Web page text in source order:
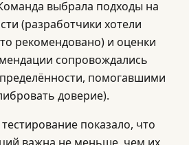
выбрала подходы на
(разработчики хотели
рекомендовано) и оценки
сопровождались
помогавшими
доверие).
показало, что